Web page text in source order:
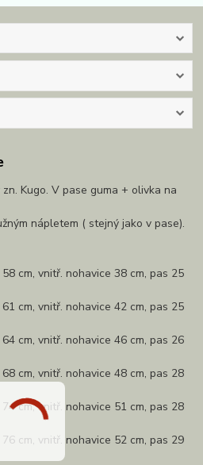
Kugo. V pase guma + olivka na
nápletem ( stejný jako v pase).
vnitř. nohavice 38 cm, pas 25
vnitř. nohavice 42 cm, pas 25
vnitř. nohavice 46 cm, pas 26
vnitř. nohavice 48 cm, pas 28
vnitř. nohavice 51 cm, pas 28
vnitř. nohavice 52 cm, pas 29